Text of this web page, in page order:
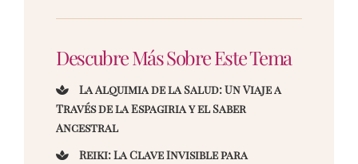
Descubre Más Sobre Este Tema
La Alquimia de la Salud: Un Viaje a
Través de la Espagiria y el Saber
Ancestral
Reiki: La Clave Invisible para